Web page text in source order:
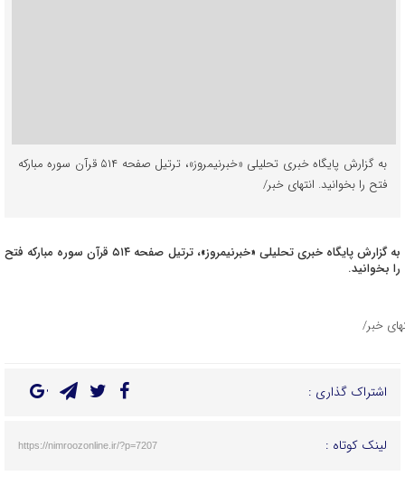
به گزارش پایگاه خبری تحلیلی «خبرنیمروز»، ترتیل صفحه ۵۱۴ قرآن سوره مبارکه
فتح را بخوانید. انتهای خبر/
به گزارش پایگاه خبری تحلیلی «خبرنیمروز»، ترتیل صفحه ۵۱۴ قرآن سوره مبارکه فتح
را بخوانید.
خبر/
اشتراک گذاری :
لینک کوتاه : https://nimroozonline.ir/?p=7207